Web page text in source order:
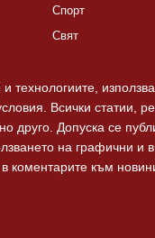
Спорт
Свят
Всички статии,
друго. Допуска се
на графични и
коментарите към